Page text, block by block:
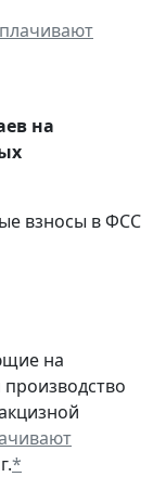
на
взносы в ФСС
на
*